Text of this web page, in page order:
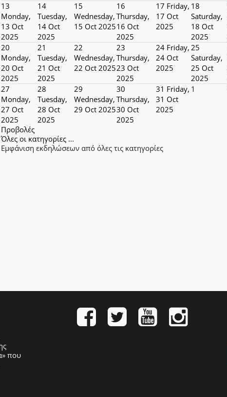
13
Monday,
13 Oct
2025
14
Tuesday,
14 Oct
2025
15
Wednesday,
15 Oct 2025
16
Thursday,
16 Oct
2025
17 Friday,
17 Oct
2025
18
Saturday,
18 Oct
2025
20
Monday,
20 Oct
2025
21
Tuesday,
21 Oct
2025
22
Wednesday,
22 Oct 2025
23
Thursday,
23 Oct
2025
24 Friday,
24 Oct
2025
25
Saturday,
25 Oct
2025
27
Monday,
27 Oct
2025
28
Tuesday,
28 Oct
2025
29
Wednesday,
29 Oct 2025
30
Thursday,
30 Oct
2025
31 Friday,
31 Oct
2025
1
Προβολές
Όλες οι κατηγορίες ...
Εμφάνιση εκδηλώσεων από όλες τις κατηγορίες
που